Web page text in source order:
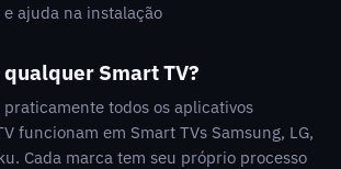
ajuda na instalação
Smart TV?
todos os aplicativos
funcionam em Smart TVs Samsung, LG,
Cada marca tem seu próprio processo